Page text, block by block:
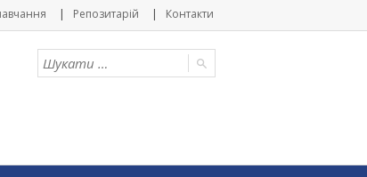
Репозитарій Контакти